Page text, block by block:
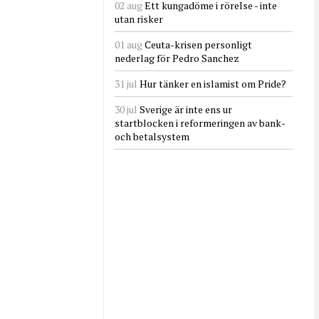
02 augEtt kungadöme i rörelse - inte
utan risker
01 augCeuta-krisen personligt
nederlag för Pedro Sanchez
31 jul Hur tänker en islamist om Pride?
30 jul Sverige är inte ens ur
startblocken i reformeringen av bank-
och betalsystem